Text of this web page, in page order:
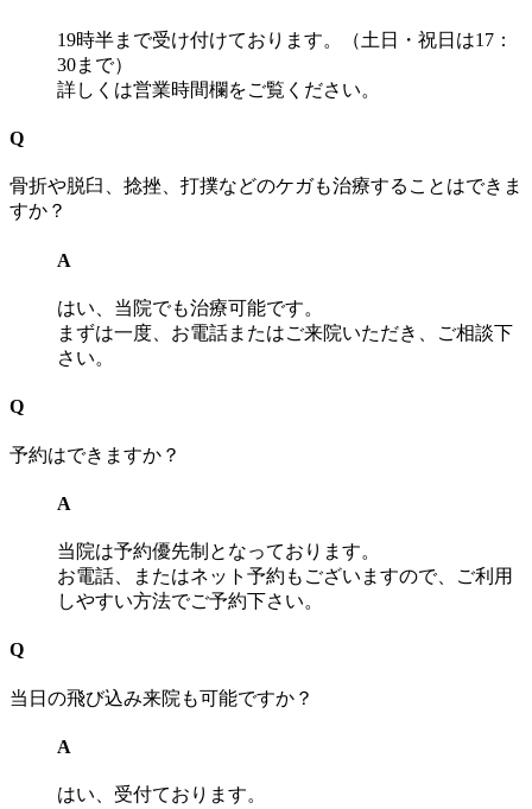
19時半まで受け付けております。（土日・祝日は17：
30まで）
詳しくは営業時間欄をご覧ください。
Q
骨折や脱臼、捻挫、打撲などのケガも治療することはできま
すか？
A
はい、当院でも治療可能です。
まずは一度、お電話またはご来院いただき、ご相談下
さい。
Q
予約はできますか？
A
当院は予約優先制となっております。
お電話、またはネット予約もございますので、ご利用
しやすい方法でご予約下さい。
Q
当日の飛び込み来院も可能ですか？
A
はい、受付ております。